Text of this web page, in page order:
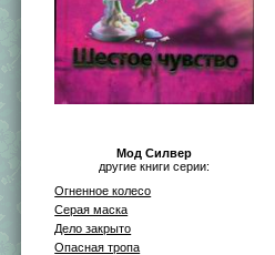
Мод Силвер
другие книги серии:
Огненное колесо
Серая маска
Дело закрыто
Опасная тропа